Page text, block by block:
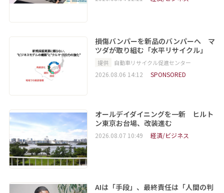
損傷バンパーを新品のバンパーへ マ
ツダが取り組む「水平リサイクル」
提供 自動車リサイクル促進センター
2026.08.06 14:12 SPONSORED
オールデイダイニングを一新 ヒルト
ン東京お台場、改装進む
2026.08.07 10:49 経済/ビジネス
AIは「手段」、最終責任は「人間の判